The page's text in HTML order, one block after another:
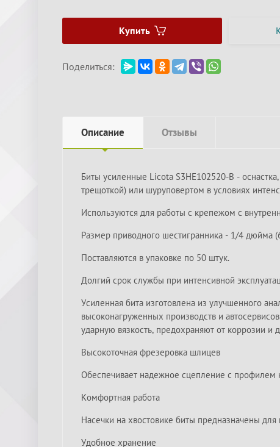
Купить
Поделиться:
Описание Отзывы
Биты усиленные Licota S3HE102520-B -
трещоткой) или шуруповертом в условиях
Используются для работы с крепежом с
Размер приводного шестигранника - 1/4 дюйма
Поставляются в упаковке по 50 штук.
Долгий срок службы при интенсивной
Усиленная бита изготовлена из улучшенного
высоконагруженных производств и
ударную вязкость, предохраняют от коррозии
Высокоточная фрезеровка шлицев
Обеспечивает надежное сцепление с профилем
Комфортная работа
Насечки на хвостовике биты предназначены
Удобное хранение